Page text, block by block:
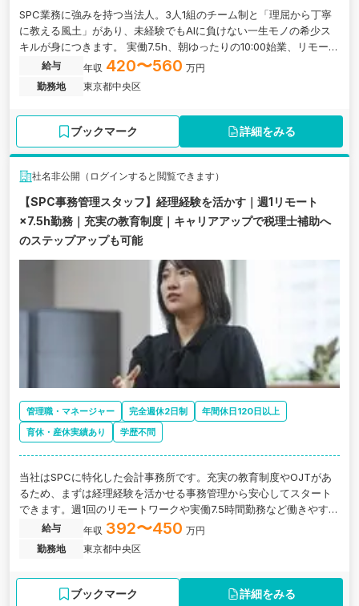
SPC業務に強みを持つ当法人。3人1組のチーム制と「理屈から丁寧
に教える風土」があり、未経験でもAIに負けない一生モノの希少ス
キルが身につきます。 実働7.5h、朝ゆったりの10:00始業、リモート
相談可など抜群の働きやすさに加え、税理士会費の全額負担や自習
室完備など資格取得へのサポート体制も万全。先輩たちが「とにか
くストレスフリー」と口を揃える誠実な職場で、無理なく並行しな
給与 年収 420〜560 万円
勤務地
東京都中央区
ブックマーク 詳細をみる
社名非公開（ログインすると閲覧できます）
【SPC事務管理スタッフ】経理経験を活かす｜週1リモート
×7.5h勤務｜充実の教育制度｜キャリアアップで税理士補助へ
のステップアップも可能
管理職・マネージャー 完全週休2日制
年間休日120日以上
育休・産休実績あり
学歴不問
当社はSPCに特化した会計事務所です。充実の教育制度やOJTがあ
るため、まずは経理経験を活かせる事務管理から安心してスタート
できます。週1回のリモートワークや実働7.5時間勤務など働きやすさ
も抜群。将来的には税理士補助へのステップアップも可能です
給与 年収 392〜450 万円
勤務地
東京都中央区
ブックマーク 詳細をみる